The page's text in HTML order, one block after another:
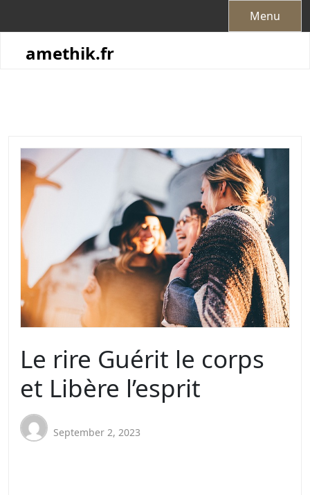
Menu
amethik.fr
Le rire Guérit le corps
et Libère l’esprit
September 2, 2023